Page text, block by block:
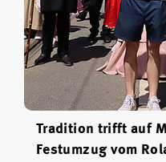
Tradition trifft auf
Festumzug vom